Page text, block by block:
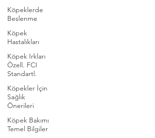
Köpeklerde
Beslenme
Köpek
Hastalıkları
Köpek Irkları
Özell. FCI
Standartl.
Köpekler İçin
Sağlık
Önerileri
Köpek Bakımı
Temel Bilgiler